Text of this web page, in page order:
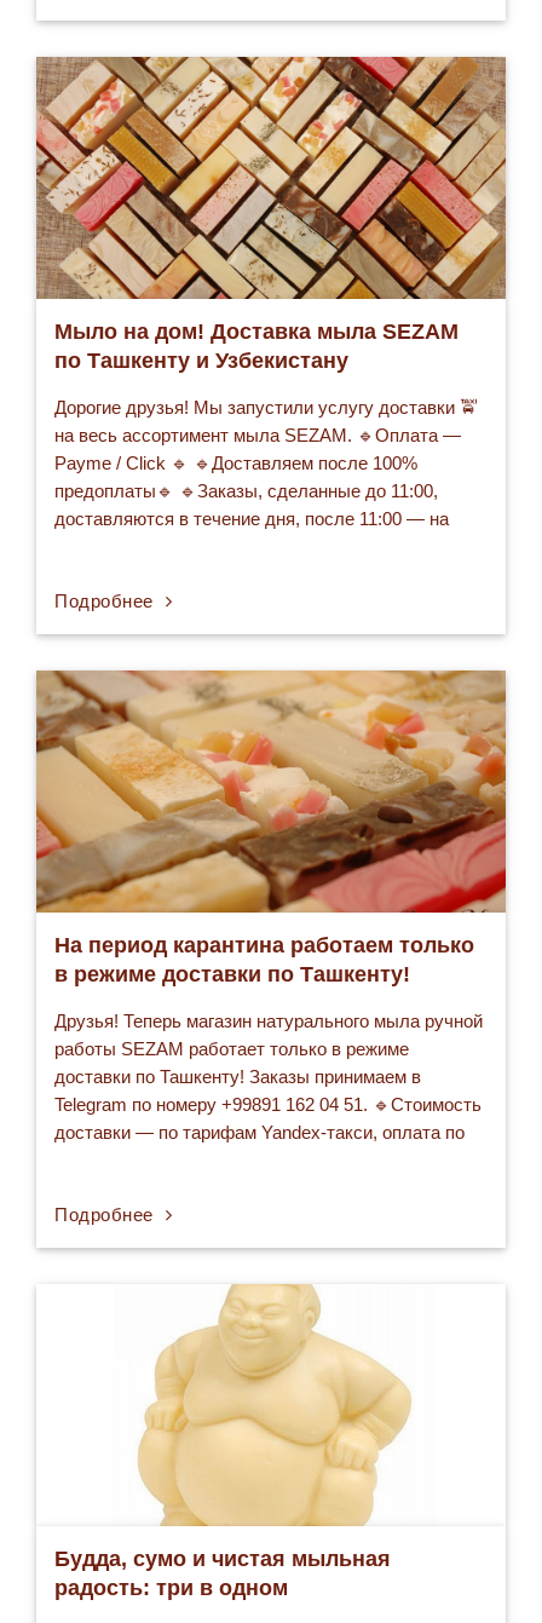
Мыло на дом! Доставка мыла SEZAM
по Ташкенту и Узбекистану
Дорогие друзья! Мы запустили услугу доставки 🚖
на весь ассортимент мыла SEZAM. 🔹Оплата —
Payme / Click 🔹 🔹Доставляем после 100%
предоплаты🔹 🔹Заказы, сделанные до 11:00,
доставляются в течение дня, после 11:00 — на
оплата на месте по факту доставки🔹 ❗️При
заказе…
Подробнее
На период карантина работаем только
в режиме доставки по Ташкенту!
Друзья! Теперь магазин натурального мыла ручной
работы SEZAM работает только в режиме
доставки по Ташкенту! Заказы принимаем в
Telegram по номеру +99891 162 04 51. 🔹Стоимость
доставки — по тарифам Yandex-такси, оплата по
http://sezamsoap.uz/prajs/ Действие дисконтных
карт сохраняется на…
Подробнее
Будда, сумо и чистая мыльная
радость: три в одном